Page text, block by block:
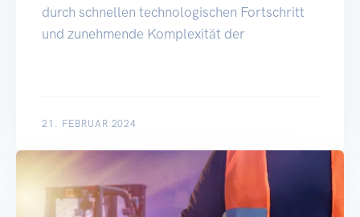
durch schnellen technologischen Fortschritt
und zunehmende Komplexität der
21. FEBRUAR 2024